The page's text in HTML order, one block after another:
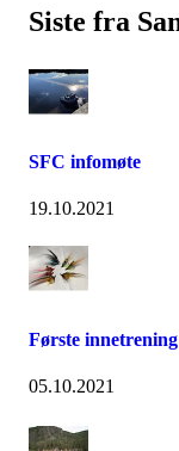
Siste fra
SFC infomøte
19.10.2021
Første
05.10.2021